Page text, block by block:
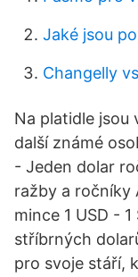
Jaké jsou
Changelly
Na platidle jsou
další známé
- Jeden dolar
ražby a ročníky
mince 1 USD -
stříbrných
pro svoje stáří,